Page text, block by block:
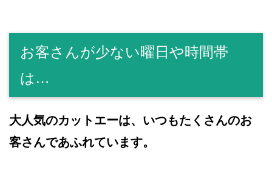
お客さんが少ない曜日や時間帯
は…
大人気のカットエーは、いつもたくさんのお
客さんであふれています。